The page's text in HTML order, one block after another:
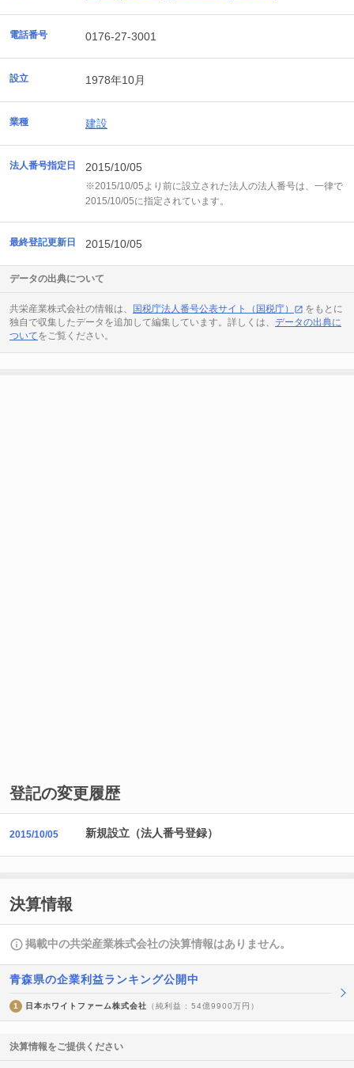
電話番号 0176-27-3001
設立 1978年10月
業種 建設
法人番号指定日 2015/10/05
※2015/10/05より前に設立された法人の法人番号は、一律で
2015/10/05に指定されています。
最終登記更新日 2015/10/05
データの出典について
共栄産業株式会社の情報は、 国税庁法人番号公表サイト（国税庁）
をもとに
独自で収集したデータを追加して編集しています。詳しくは、 データの出典に
ついてをご覧ください。
登記の変更履歴
2015/10/05 新規設立（法人番号登録）
決算情報
掲載中の共栄産業株式会社の決算情報はありません。
青森県の企業利益ランキング公開中
1 日本ホワイトファーム株式会社 （純利益 : 54億9900万円）
決算情報をご提供ください